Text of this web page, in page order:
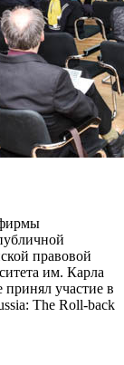
правовой
им. Карла
участие в
The Roll-back